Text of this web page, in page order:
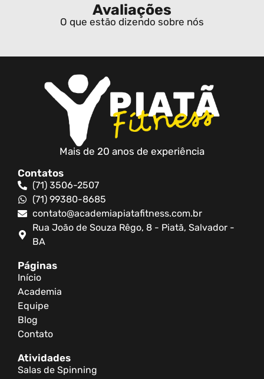
Avaliações
O que estão dizendo sobre nós
Mais de 20 anos de experiência
Contatos
(71) 3506-2507
(71) 99380-8685
contato@academiapiatafitness.com.br
Rua João de Souza Rêgo, 8 - Piatã, Salvador -
BA
Páginas
Início
Academia
Equipe
Blog
Contato
Atividades
Salas de Spinning